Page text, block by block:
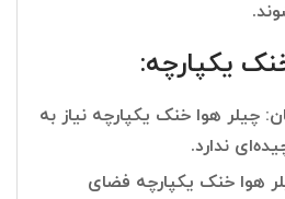
یکپارچه:
چیلر هوا خنک یکپارچه نیاز به
ندارد.
هوا خنک یکپارچه فضای